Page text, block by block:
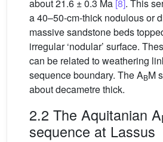
about 21.6 ± 0.3 Ma [8]. This
a 40–50-cm-thick nodulous or
massive sandstone beds
irregular ‘nodular’ surface.
can be related to weathering
sequence boundary. The ABM
about decametre thick.
2.2 The Aquitanian A
sequence at Lassus